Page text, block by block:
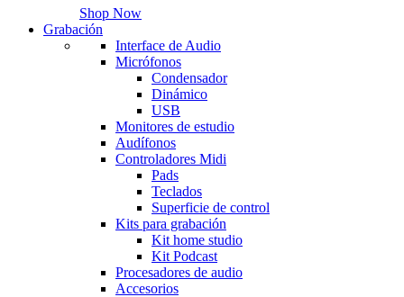
Shop Now
Grabación
Interface de Audio
Micrófonos
Condensador
Dinámico
USB
Monitores de estudio
Audífonos
Controladores Midi
Pads
Teclados
Superficie de control
Kits para grabación
Kit home studio
Kit Podcast
Procesadores de audio
Accesorios